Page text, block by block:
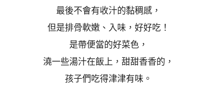
最後不會有收汁的黏稠感，
但是排骨軟嫩、入味，好好吃！
是帶便當的好菜色，
澆一些湯汁在飯上，甜甜香香的，
孩子們吃得津津有味。